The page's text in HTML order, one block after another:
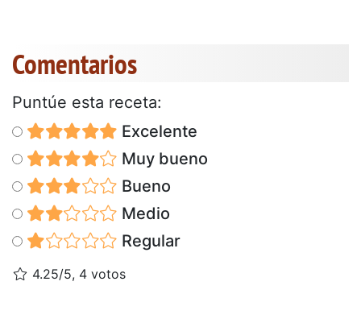
Comentarios
Puntúe esta receta:
Excelente
Muy bueno
Bueno
Medio
Regular
4.25/5, 4 votos